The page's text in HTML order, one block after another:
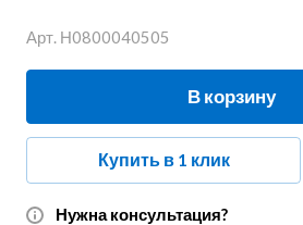
Арт. Н0800040505
В корзину
Купить в 1 клик
Нужна консультация?